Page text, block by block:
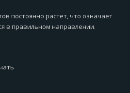
постоянно растет, что означает
в правильном направлении.